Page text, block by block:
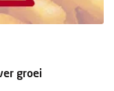
groei